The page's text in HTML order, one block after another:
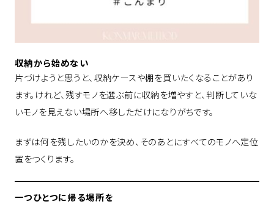
収納から始めない
片づけようと思うと、収納ケースや棚を買いたくなることがあり
ます。けれど、残すモノを選ぶ前に収納を増やすと、判断していな
いモノを見えない場所へ移しただけになりがちです。
まずは何を残したいのかを決め、そのあとにすべてのモノへ定位
置をつくります。
一つひとつに帰る場所を